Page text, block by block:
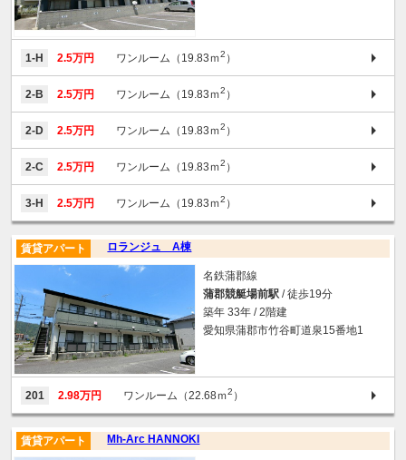
1-H 2.5万円 ワンルーム（19.83ｍ2 ）
2-B 2.5万円 ワンルーム（19.83ｍ2 ）
2-D 2.5万円 ワンルーム（19.83ｍ2 ）
2-C 2.5万円 ワンルーム（19.83ｍ2 ）
3-H 2.5万円 ワンルーム（19.83ｍ2 ）
ロランジュ A棟
賃貸アパート
名鉄蒲郡線
蒲郡競艇場前駅 / 徒歩19分
築年 33年 / 2階建
愛知県蒲郡市竹谷町道泉15番地1
201 2.98万円 ワンルーム（22.68ｍ2 ）
Mh-Arc HANNOKI
賃貸アパート